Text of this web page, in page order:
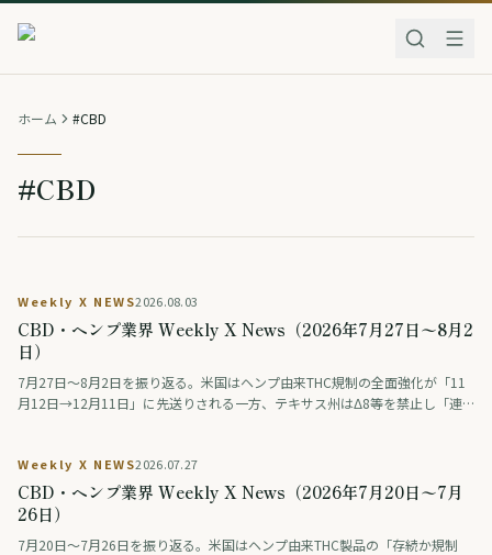
ホーム #CBD
#CBD
Weekly X NEWS2026.08.03
CBD・ヘンプ業界 Weekly X News（2026年7月27日〜8月2
日）
7月27日〜8月2日を振り返る。米国はヘンプ由来THC規制の全面強化が「11
月12日→12月11日」に先送りされる一方、テキサス州はΔ8等を禁止し「連
大麻・ヘンプ入り食品の広告を規制。日本では薬物をめぐる議論番組の後編
が話題になった。
Weekly X NEWS2026.07.27
CBD・ヘンプ業界 Weekly X News（2026年7月20日〜7月
26日）
7月20日〜7月26日を振り返る。米国はヘンプ由来THC製品の「存続か規制